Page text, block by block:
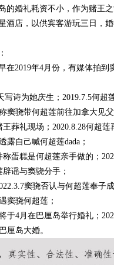
的婚礼耗资不小，作为赌王
酒店，以供宾客游玩三日，
在2019年4月份，有媒体拍
写诗为她庆生；2019.7.5何
窦骁带何超莲前往加拿大见
葬礼现场；2020.8.28何超
露自己喊何超莲dada；
蛋糕是何超莲亲手做的；
谣与窦骁分手；
窦骁否认与何超莲奉子
窦骁何超莲；
于4月在巴厘岛举行婚礼；
厘岛大婚。